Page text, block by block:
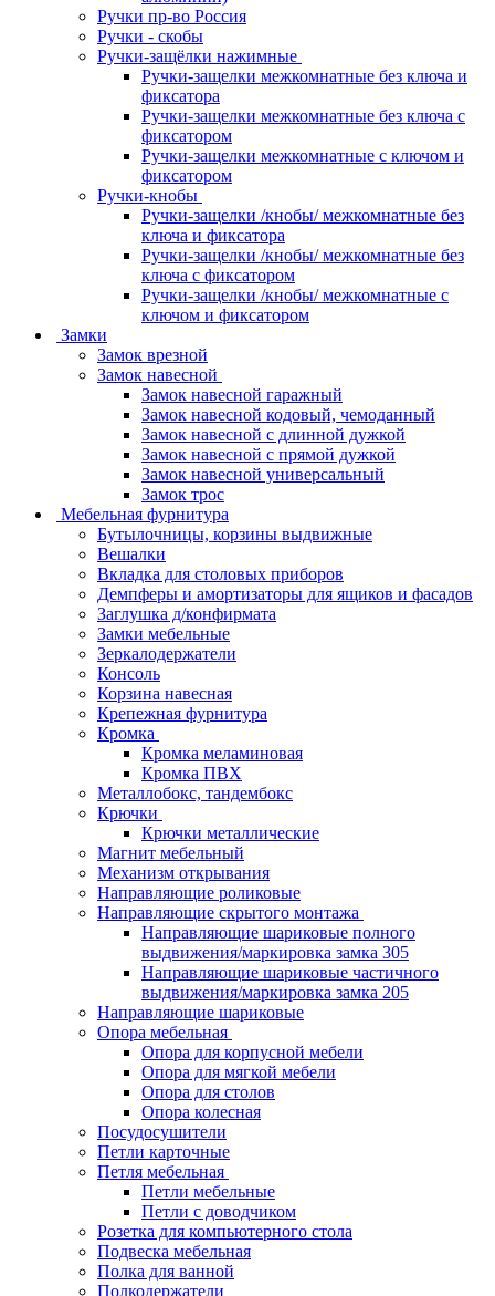
Ручки пр-во Россия
Ручки - скобы
Ручки-защёлки нажимные
Ручки-защелки межкомнатные без ключа и
фиксатора
Ручки-защелки межкомнатные без ключа с
фиксатором
Ручки-защелки межкомнатные с ключом и
фиксатором
Ручки-кнобы
Ручки-защелки /кнобы/ межкомнатные без
ключа и фиксатора
Ручки-защелки /кнобы/ межкомнатные без
ключа с фиксатором
Ручки-защелки /кнобы/ межкомнатные с
ключом и фиксатором
Замки
Замок врезной
Замок навесной
Замок навесной гаражный
Замок навесной кодовый, чемоданный
Замок навесной с длинной дужкой
Замок навесной с прямой дужкой
Замок навесной универсальный
Замок трос
Мебельная фурнитура
Бутылочницы, корзины выдвижные
Вешалки
Вкладка для столовых приборов
Демпферы и амортизаторы для ящиков и фасадов
Заглушка д/конфирмата
Замки мебельные
Зеркалодержатели
Консоль
Корзина навесная
Крепежная фурнитура
Кромка
Кромка меламиновая
Кромка ПВХ
Металлобокс, тандембокс
Крючки
Крючки металлические
Магнит мебельный
Механизм открывания
Направляющие роликовые
Направляющие скрытого монтажа
Направляющие шариковые полного
выдвижения/маркировка замка 305
Направляющие шариковые частичного
выдвижения/маркировка замка 205
Направляющие шариковые
Опора мебельная
Опора для корпусной мебели
Опора для мягкой мебели
Опора для столов
Опора колесная
Посудосушители
Петли карточные
Петля мебельная
Петли мебельные
Петли с доводчиком
Розетка для компьютерного стола
Подвеска мебельная
Полка для ванной
Полкодержатели